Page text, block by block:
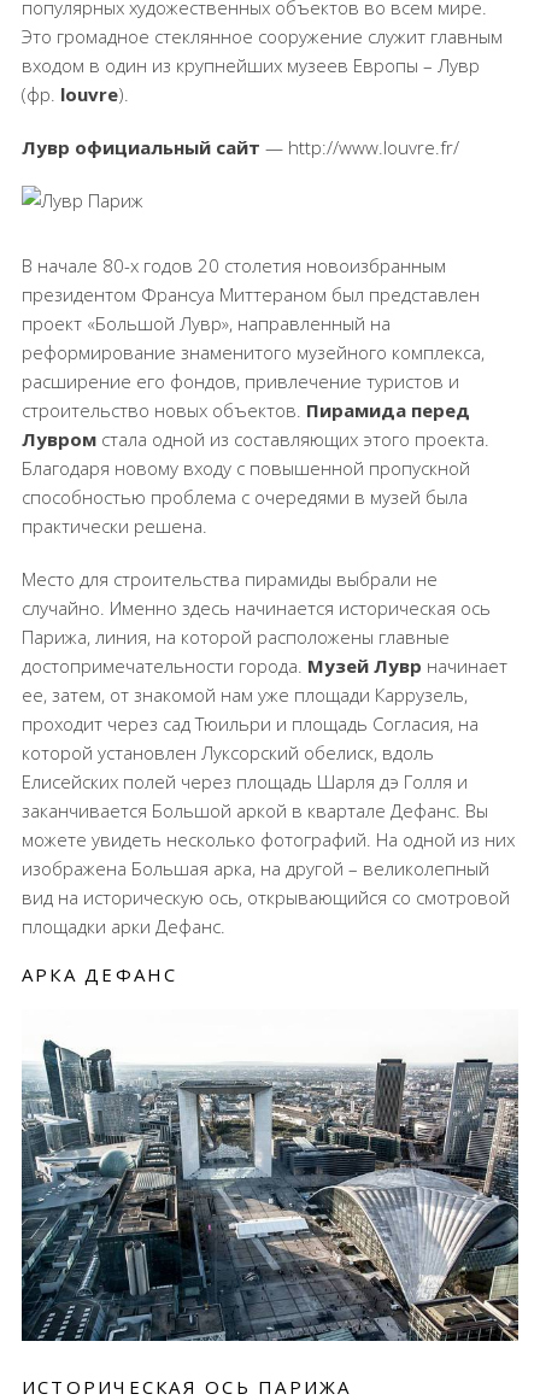
популярных художественных объектов во всем мире.
Это громадное стеклянное сооружение служит главным
входом в один из крупнейших музеев Европы – Лувр
(фр. louvre).
Лувр официальный сайт — http://www.louvre.fr/
В начале 80-х годов 20 столетия новоизбранным
президентом Франсуа Миттераном был представлен
проект «Большой Лувр», направленный на
реформирование знаменитого музейного комплекса,
расширение его фондов, привлечение туристов и
строительство новых объектов. Пирамида перед
Лувромстала одной из составляющих этого проекта.
Благодаря новому входу с повышенной пропускной
способностью проблема с очередями в музей была
практически решена.
Место для строительства пирамиды выбрали не
случайно. Именно здесь начинается историческая ось
Парижа, линия, на которой расположены главные
достопримечательности города. Музей Лувр начинает
ее, затем, от знакомой нам уже площади Каррузель,
проходит через сад Тюильри и площадь Согласия, на
которой установлен Луксорский обелиск, вдоль
Елисейских полей через площадь Шарля дэ Голля и
заканчивается Большой аркой в квартале Дефанс. Вы
можете увидеть несколько фотографий. На одной из них
изображена Большая арка, на другой – великолепный
вид на историческую ось, открывающийся со смотровой
площадки арки Дефанс.
АРКА ДЕФАНС
ИСТОРИЧЕСКАЯ ОСЬ ПАРИЖА